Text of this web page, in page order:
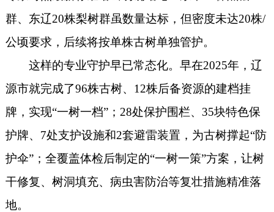
群、东辽20株梨树群虽数量达标，但密度未达20株/
公顷要求，后续将按单株古树单独管护。
这样的专业守护早已常态化。早在2025年，辽
源市就完成了96株古树、12株后备资源的建档挂
牌，实现“一树一档”；28处保护围栏、35块特色保
护牌、7处支护设施和2套避雷装置，为古树撑起“防
护伞”；全覆盖体检后制定的“一树一策”方案，让树
干修复、树洞填充、病虫害防治等复壮措施精准落
地。